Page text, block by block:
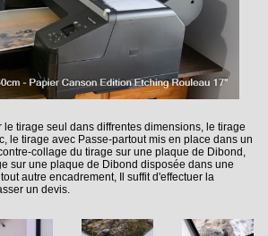
le tirage seul dans diffrentes dimensions, le tirage
le tirage avec Passe-partout mis en place dans un
collage du tirage sur une plaque de Dibond,
sur une plaque de Dibond disposée dans une
autre encadrement, Il suffit d'effectuer la
un devis.